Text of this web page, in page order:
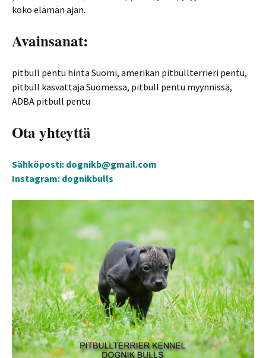
koko elämän ajan.
Avainsanat:
pitbull pentu hinta Suomi, amerikan pitbullterrieri pentu,
pitbull kasvattaja Suomessa, pitbull pentu myynnissä,
ADBA pitbull pentu
Ota yhteyttä
Sähköposti: dognikb@gmail.com
Instagram: dognikbulls